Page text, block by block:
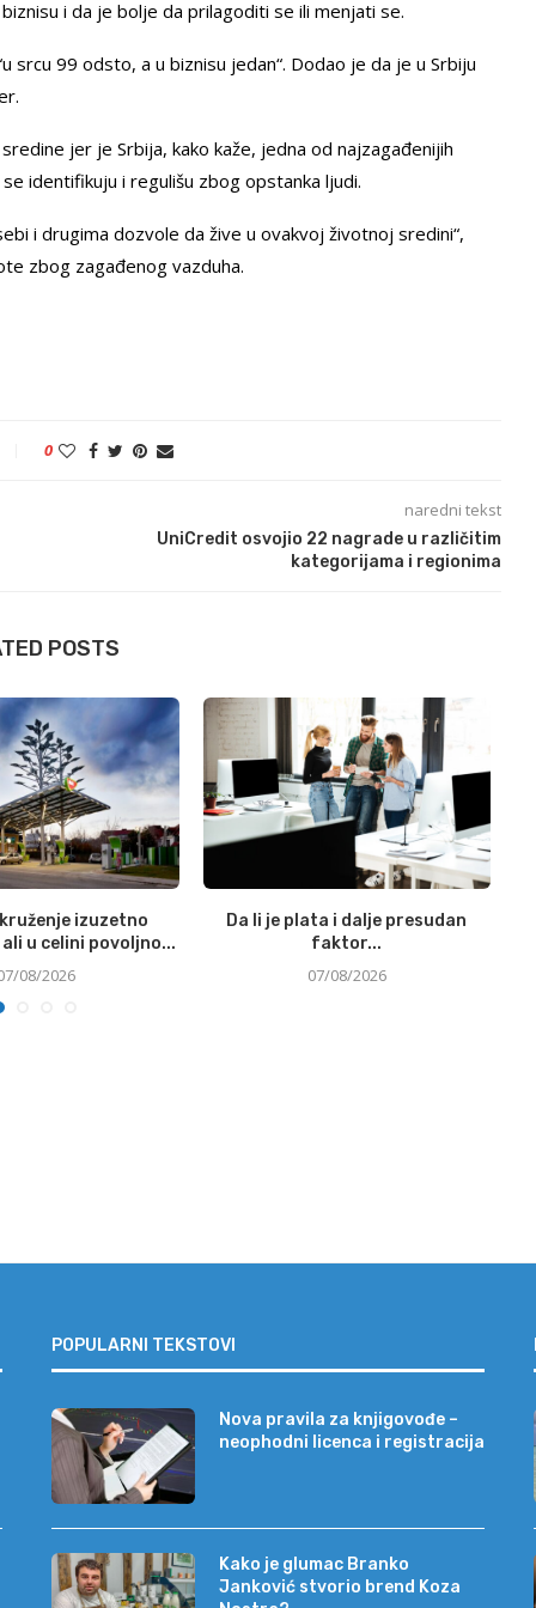
i da je bolje da prilagoditi se ili menjati se.
srcu 99 odsto, a u biznisu jedan“. Dodao je da je u Srbiju
jer je Srbija, kako kaže, jedna od najzagađenijih
identifikuju i regulišu zbog opstanka ljudi.
i drugima dozvole da žive u ovakvoj životnoj sredini“,
zbog zagađenog vazduha.
0
naredni tekst
UniCredit osvojio 22 nagrade u različitim
kategorijama i regionima
POSTS
izuzetno
u celini povoljno...
08/2026
Da li je plata i dalje presudan
faktor...
07/08/2026
POPULARNI TEKSTOVI
Nova pravila za knjigovođe –
neophodni licenca i registracija
Kako je glumac Branko
Janković stvorio brend Koza